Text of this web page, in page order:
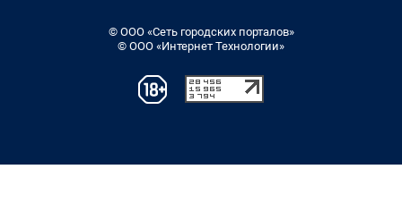
© ООО «Сеть городских порталов»
© ООО «Интернет Технологии»